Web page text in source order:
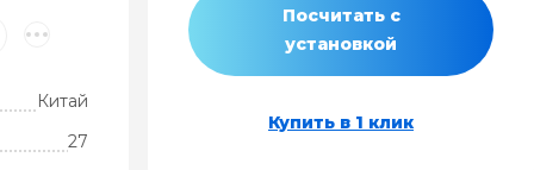
Китай
27
Посчитать с
установкой
Купить в 1 клик